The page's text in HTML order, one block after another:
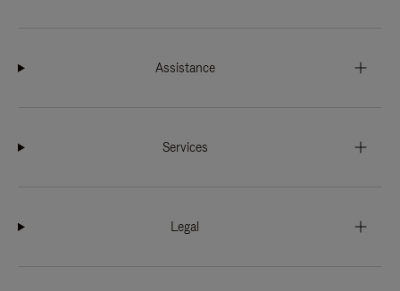
Assistance
Services
Legal